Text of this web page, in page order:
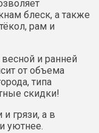
блеск, а также
рам и
и ранней
от объема
типа
скидки!
грязи, а в
уютнее.